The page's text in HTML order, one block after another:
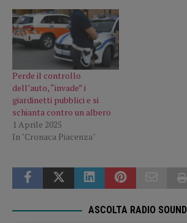
Perde il controllo
dell’auto, “invade” i
giardinetti pubblici e si
schianta contro un albero
1 Aprile 2025
In "Cronaca Piacenza"
ASCOLTA RADIO SOUND